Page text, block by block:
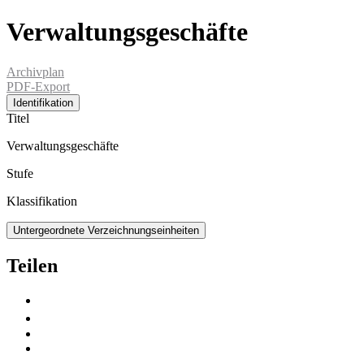
Verwaltungsgeschäfte
Archivplan
PDF-Export
Identifikation
Titel
Verwaltungsgeschäfte
Stufe
Klassifikation
Untergeordnete Verzeichnungseinheiten
Teilen